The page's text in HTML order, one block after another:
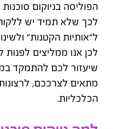
הפוליסה בניוקום
לכך שלא תמיד יש
ל"אותיות הקטנות"
לכן אנו ממליצים לפנות
שיעזור לכם להתמקד
מתאים לצרככם,
הכלכליות.